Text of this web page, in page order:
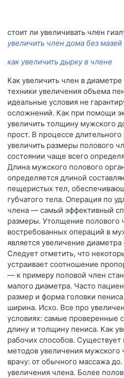
стоит ли увеличивать член
увеличить член дома без мазей
как увеличить дырку в члене
Как увеличить член в
техники увеличения объема
идеальные условия не
осложнений. Как при помощи
увеличить толщину мужского
прост. В процессе
увеличить размеры полового
состоянии чаще всего
Длина мужского полового
определяется длиной
пещеристых тел,
губчатого тела. Операция по
члена — самый эффективный
размеры. Утолщение полового
востребованных операций в
является увеличение
Следует отметить, что
устраивает соотношение
— к примеру половой член
малого диаметра. Часто
размер и форма головки
ширина. Исхо. Все про
условиях: самые проверенные
длину и толщину пениса. Как
рабочих способов. Существует
методов увеличения мужского
врачу: от обычного массажа
увеличения члена. Более